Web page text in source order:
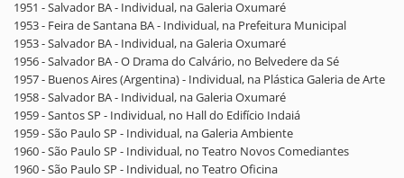
1951 - Salvador BA - Individual, na Galeria Oxumaré
1953 - Feira de Santana BA - Individual, na Prefeitura Municipal
1953 - Salvador BA - Individual, na Galeria Oxumaré
1956 - Salvador BA - O Drama do Calvário, no Belvedere da Sé
1957 - Buenos Aires (Argentina) - Individual, na Plástica Galeria de Arte
1958 - Salvador BA - Individual, na Galeria Oxumaré
1959 - Santos SP - Individual, no Hall do Edifício Indaiá
1959 - São Paulo SP - Individual, na Galeria Ambiente
1960 - São Paulo SP - Individual, no Teatro Novos Comediantes
1960 - São Paulo SP - Individual, no Teatro Oficina